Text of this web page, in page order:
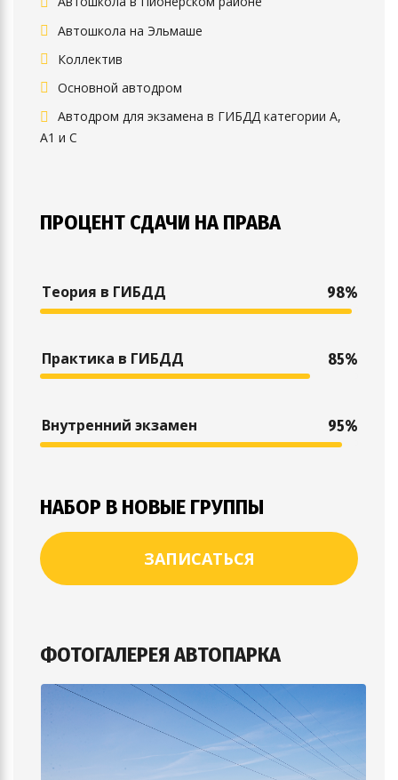
Автошкола на Эльмаше
Коллектив
Основной автодром
Автодром для экзамена в ГИБДД категории А,
А1 и С
ПРОЦЕНТ СДАЧИ НА ПРАВА
Теория в ГИБДД 98%
Практика в ГИБДД 85%
Внутренний экзамен 95%
НАБОР В НОВЫЕ ГРУППЫ
ЗАПИСАТЬСЯ
ФОТОГАЛЕРЕЯ АВТОПАРКА